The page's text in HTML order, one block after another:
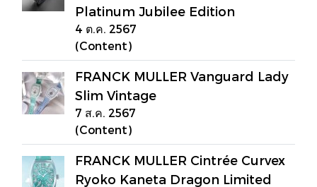
Platinum Jubilee Edition
4 ต.ค. 2567
(Content)
FRANCK MULLER Vanguard Lady
Slim Vintage
7 ส.ค. 2567
(Content)
FRANCK MULLER Cintrée Curvex
Ryoko Kaneta Dragon Limited